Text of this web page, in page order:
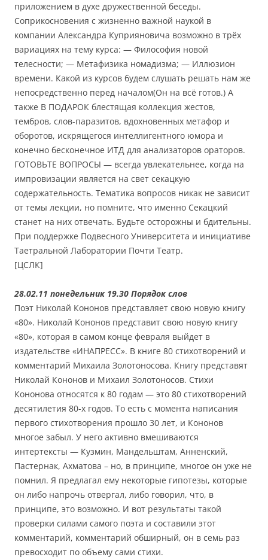
приложением в духе дружественной беседы.
Соприкосновения с жизненно важной наукой в
компании Александра Куприяновича возможно в трёх
вариациях на тему курса: — Философия новой
телесности; — Метафизика номадизма; — Иллюзион
времени. Какой из курсов будем слушать решать нам же
непосредственно перед началом(Он на всё готов.) А
также В ПОДАРОК блестящая коллекция жестов,
тембров, слов-паразитов, вдохновенных метафор и
оборотов, искрящегося интеллигентного юмора и
конечно бесконечное ИТД для анализаторов ораторов.
ГОТОВЬТЕ ВОПРОСЫ — всегда увлекательнее, когда на
импровизации является на свет секацкую
содержательность. Тематика вопросов никак не зависит
от темы лекции, но помните, что именно Секацкий
станет на них отвечать. Будьте осторожны и бдительны.
При поддержке Подвесного Университета и инициативе
Таетральной Лаборатории Почти Театр.
[ЦСЛК]
28.02.11 понедельник 19.30 Порядок слов
Поэт Николай Кононов представляет свою новую книгу
«80». Николай Кононов представит свою новую книгу
«80», которая в самом конце февраля выйдет в
издательстве «ИНАПРЕСС». В книге 80 стихотворений и
комментарий Михаила Золотоносова. Книгу представят
Николай Кононов и Михаил Золотоносов. Стихи
Кононова относятся к 80 годам — это 80 стихотворений
десятилетия 80-х годов. То есть с момента написания
первого стихотворения прошло 30 лет, и Кононов
многое забыл. У него активно вмешиваются
интертексты — Кузмин, Мандельштам, Анненский,
Пастернак, Ахматова – но, в принципе, многое он уже не
помнил. Я предлагал ему некоторые гипотезы, которые
он либо напрочь отвергал, либо говорил, что, в
принципе, это возможно. И вот результаты такой
проверки силами самого поэта и составили этот
комментарий, комментарий обширный, он в семь раз
превосходит по объему сами стихи.